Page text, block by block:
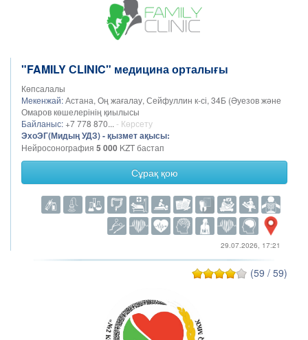
"FAMILY СLINIC" медицина орталығы
Көпсалалы
Мекенжай:Астана, Оң жағалау, Сейфуллин к-сі, 34Б (Әуезов және
Омаров көшелерінің қиылысы
Байланыс: +7 778 870... - Көрсету
ЭхоЭГ(Мидың УДЗ) - қызмет ақысы:
Нейросонография 5 000 KZT бастап
Сұрақ қою
29.07.2026, 17:21
(59 / 59)